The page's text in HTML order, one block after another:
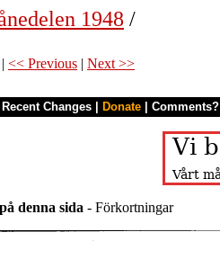
1948 /
| << Previous | Next >>
Recent Changes Donate Comments?
denna sida - Förkortningar